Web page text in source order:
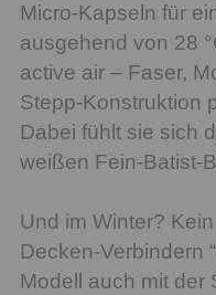
Micro-Kapseln für
ausgehend von 28
active air – Faser,
Stepp-Konstruktion
Dabei fühlt sie sich
weißen Fein-Batist-
Und im Winter?
Decken-Verbindern
Modell auch mit der